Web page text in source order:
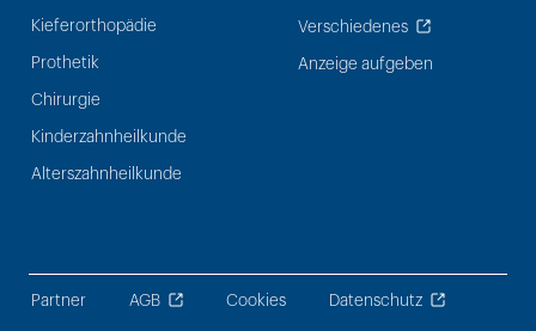
Kieferorthopädie
Prothetik
Chirurgie
Kinderzahnheilkunde
Alterszahnheilkunde
Verschiedenes
Anzeige aufgeben
Partner AGB Cookies Datenschutz